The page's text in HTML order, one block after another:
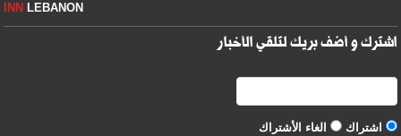
INNLEBANON
اشترك و أضف بريك لتلقي الأخبار
اشتراك الغاء الأشتراك